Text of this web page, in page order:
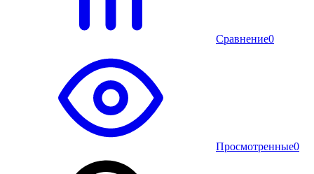
Сравнение0
Просмотренные0